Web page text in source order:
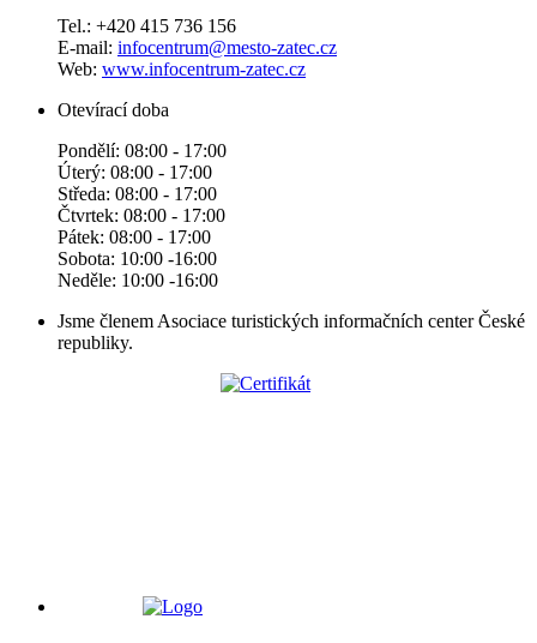
Tel.: +420 415 736 156
E-mail: infocentrum@mesto-zatec.cz
Web: www.infocentrum-zatec.cz
Otevírací doba
Pondělí: 08:00 - 17:00
Úterý: 08:00 - 17:00
Středa: 08:00 - 17:00
Čtvrtek: 08:00 - 17:00
Pátek: 08:00 - 17:00
Sobota: 10:00 -16:00
Neděle: 10:00 -16:00
Jsme členem Asociace turistických informačních center České
republiky.